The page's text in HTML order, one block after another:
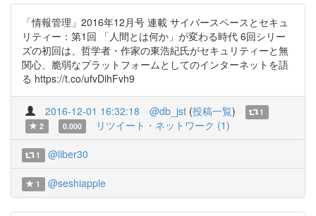
「情報管理」2016年12月号 連載 サイバースペースとセキュ
リティー：第1回 「人間とは何か」が変わる時代 6回シリー
ズの初回は、哲学者・作家の東浩紀氏がセキュリティーと無
関心、脆弱なプラットフォームとしてのインターネットを語
る https://t.co/ufvDihFvh9
2016-12-01 16:32:18 @db_jst (投稿一覧)
1
2
0.000 リツイート・ネットワーク (1)
1 @liber30
1 @seshiapple